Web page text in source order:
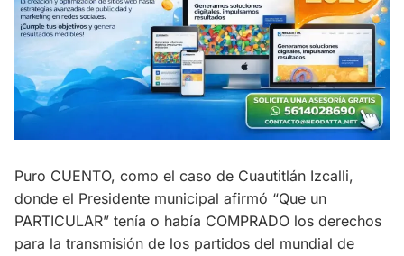
Puro CUENTO, como el caso de Cuautitlán Izcalli,
donde el Presidente municipal afirmó “Que un
PARTICULAR” tenía o había COMPRADO los derechos
para la transmisión de los partidos del mundial de